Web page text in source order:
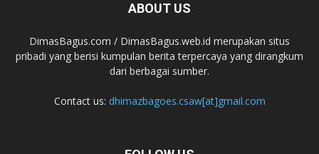
ABOUT US
DimasBagus.com / DimasBagus.web.id merupakan situs
pribadi yang berisi kumpulan berita terpercaya yang dirangkum
dari berbagai sumber.
Contact us: dhimazbagoes.csaw[at]gmail.com